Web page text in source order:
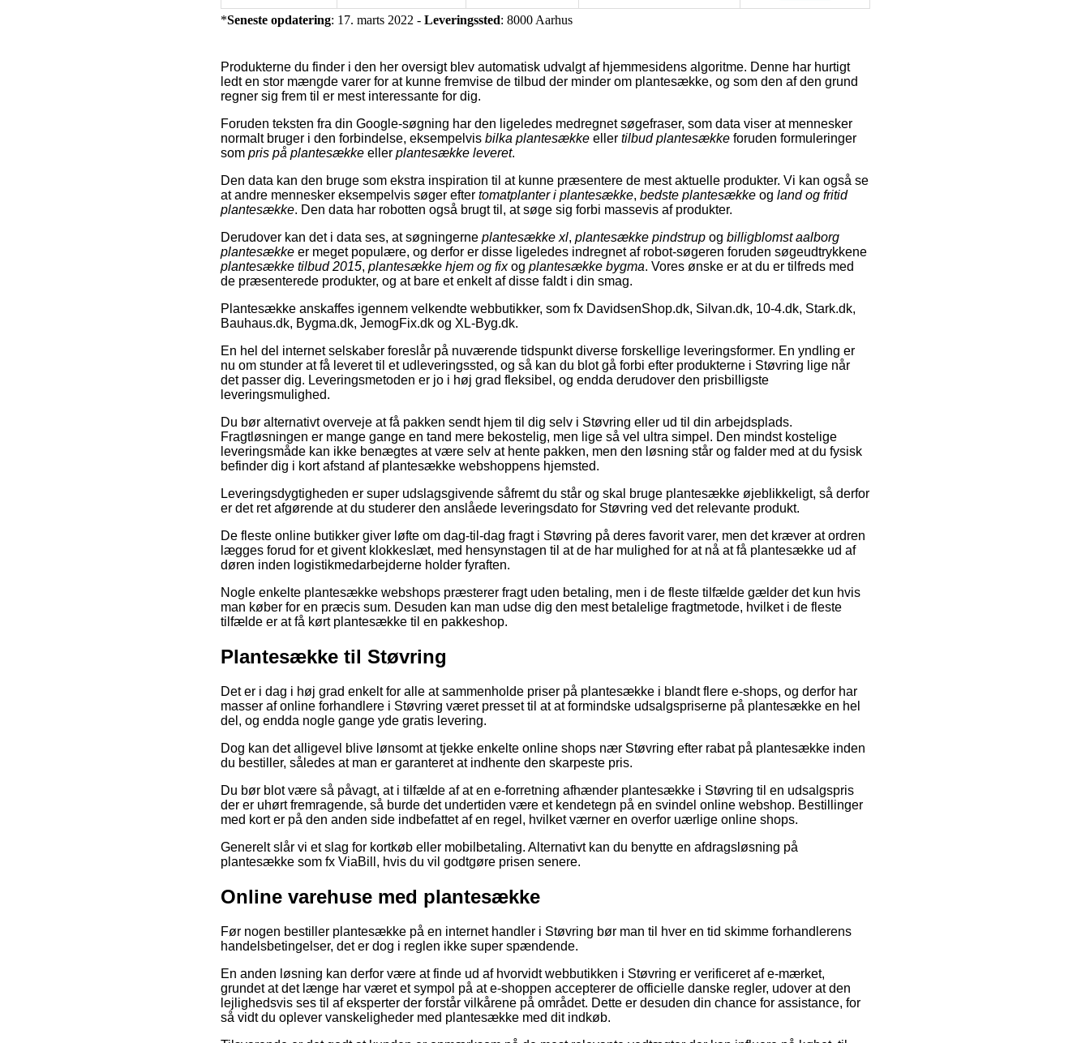
*Seneste opdatering: 17. marts 2022 - Leveringssted: 8000 Aarhus
Produkterne du finder i den her oversigt blev automatisk udvalgt af hjemmesidens algoritme. Denne har hurtigt
ledt en stor mængde varer for at kunne fremvise de tilbud der minder om plantesække, og som den af den grund
regner sig frem til er mest interessante for dig.
Foruden teksten fra din Google-søgning har den ligeledes medregnet søgefraser, som data viser at mennesker
normalt bruger i den forbindelse, eksempelvis bilka plantesække eller tilbud plantesække foruden formuleringer
som pris på plantesække eller plantesække leveret.
Den data kan den bruge som ekstra inspiration til at kunne præsentere de mest aktuelle produkter. Vi kan også se
at andre mennesker eksempelvis søger efter tomatplanter i plantesække, bedste plantesække og land og fritid
plantesække. Den data har robotten også brugt til, at søge sig forbi massevis af produkter.
Derudover kan det i data ses, at søgningerne plantesække xl, plantesække pindstrup og billigblomst aalborg
plantesække er meget populære, og derfor er disse ligeledes indregnet af robot-søgeren foruden søgeudtrykkene
plantesække tilbud 2015, plantesække hjem og fixog plantesække bygma. Vores ønske er at du er tilfreds med
de præsenterede produkter, og at bare et enkelt af disse faldt i din smag.
Plantesække anskaffes igennem velkendte webbutikker, som fx DavidsenShop.dk, Silvan.dk, 10-4.dk, Stark.dk,
Bauhaus.dk, Bygma.dk, JemogFix.dk og XL-Byg.dk.
En hel del internet selskaber foreslår på nuværende tidspunkt diverse forskellige leveringsformer. En yndling er
nu om stunder at få leveret til et udleveringssted, og så kan du blot gå forbi efter produkterne i Støvring lige når
det passer dig. Leveringsmetoden er jo i høj grad fleksibel, og endda derudover den prisbilligste
leveringsmulighed.
Du bør alternativt overveje at få pakken sendt hjem til dig selv i Støvring eller ud til din arbejdsplads.
Fragtløsningen er mange gange en tand mere bekostelig, men lige så vel ultra simpel. Den mindst kostelige
leveringsmåde kan ikke benægtes at være selv at hente pakken, men den løsning står og falder med at du fysisk
befinder dig i kort afstand af plantesække webshoppens hjemsted.
Leveringsdygtigheden er super udslagsgivende såfremt du står og skal bruge plantesække øjeblikkeligt, så derfor
er det ret afgørende at du studerer den anslåede leveringsdato for Støvring ved det relevante produkt.
De fleste online butikker giver løfte om dag-til-dag fragt i Støvring på deres favorit varer, men det kræver at ordren
lægges forud for et givent klokkeslæt, med hensynstagen til at de har mulighed for at nå at få plantesække ud af
døren inden logistikmedarbejderne holder fyraften.
Nogle enkelte plantesække webshops præsterer fragt uden betaling, men i de fleste tilfælde gælder det kun hvis
man køber for en præcis sum. Desuden kan man udse dig den mest betalelige fragtmetode, hvilket i de fleste
tilfælde er at få kørt plantesække til en pakkeshop.
Plantesække til Støvring
Det er i dag i høj grad enkelt for alle at sammenholde priser på plantesække i blandt flere e-shops, og derfor har
masser af online forhandlere i Støvring været presset til at at formindske udsalgspriserne på plantesække en hel
del, og endda nogle gange yde gratis levering.
Dog kan det alligevel blive lønsomt at tjekke enkelte online shops nær Støvring efter rabat på plantesække inden
du bestiller, således at man er garanteret at indhente den skarpeste pris.
Du bør blot være så påvagt, at i tilfælde af at en e-forretning afhænder plantesække i Støvring til en udsalgspris
der er uhørt fremragende, så burde det undertiden være et kendetegn på en svindel online webshop. Bestillinger
med kort er på den anden side indbefattet af en regel, hvilket værner en overfor uærlige online shops.
Generelt slår vi et slag for kortkøb eller mobilbetaling. Alternativt kan du benytte en afdragsløsning på
plantesække som fx ViaBill, hvis du vil godtgøre prisen senere.
Online varehuse med plantesække
Før nogen bestiller plantesække på en internet handler i Støvring bør man til hver en tid skimme forhandlerens
handelsbetingelser, det er dog i reglen ikke super spændende.
En anden løsning kan derfor være at finde ud af hvorvidt webbutikken i Støvring er verificeret af e-mærket,
grundet at det længe har været et sympol på at e-shoppen accepterer de officielle danske regler, udover at den
lejlighedsvis ses til af eksperter der forstår vilkårene på området. Dette er desuden din chance for assistance, for
så vidt du oplever vanskeligheder med plantesække med dit indkøb.